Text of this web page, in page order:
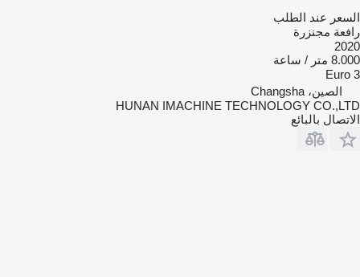
السعر عند الطلب
رافعة مجنزرة
2020
8.000 متر / ساعة
Euro 3
الصين، Changsha
HUNAN IMACHINE TECHNOLOGY CO.,LTD
الاتصال بالبائع